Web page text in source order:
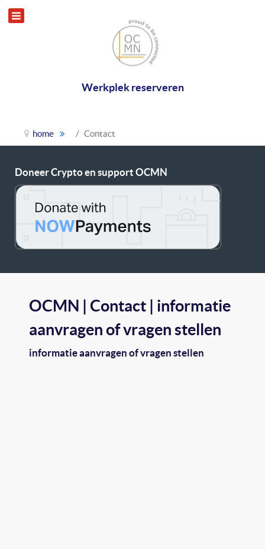
Werkplek reserveren
home Contact
Doneer Crypto en support OCMN
OCMN | Contact | informatie
aanvragen of vragen stellen
informatie aanvragen of vragen stellen